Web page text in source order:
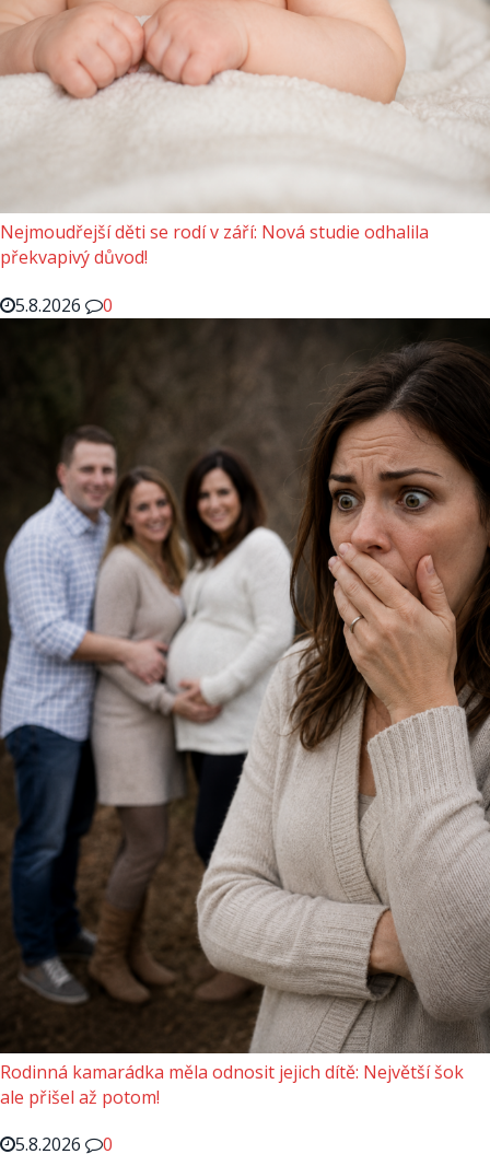
Nejmoudřejší děti se rodí v září: Nová studie odhalila
překvapivý důvod!
5.8.2026
0
Rodinná kamarádka měla odnosit jejich dítě: Největší šok
ale přišel až potom!
5.8.2026
0